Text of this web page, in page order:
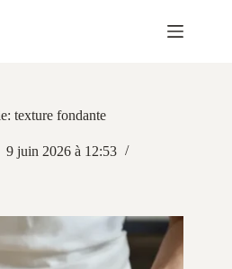
texture fondante
9 juin 2026 à 12:53